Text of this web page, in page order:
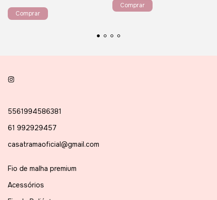
5561994586381
61 992929457
casatramaoficial@gmail.com
Fio de malha premium
Acessórios